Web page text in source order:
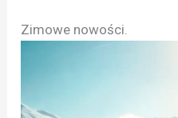
Zimowe nowości.